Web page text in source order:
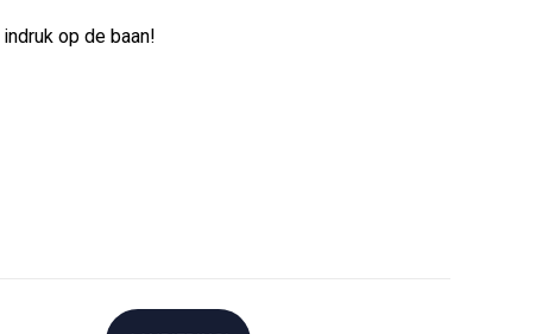
op de baan!